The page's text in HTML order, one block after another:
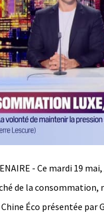
- Ce mardi 19
de la consommation,
Éco présentée par